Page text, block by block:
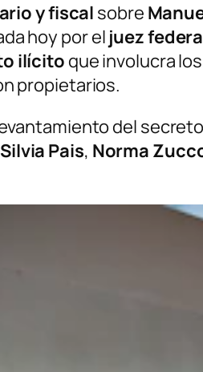
y fiscalsobre
hoy por el juez
ilícitoque involucra
propietarios.
del
Silvia Pais, Norma